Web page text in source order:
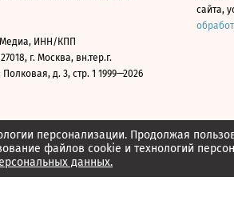
персонализации. Продолжая
файлов cookie и технологий
данных.
ИНН/КПП
г. Москва, вн.тер.г.
д. 3, стр. 1 1999—2026
сайта,